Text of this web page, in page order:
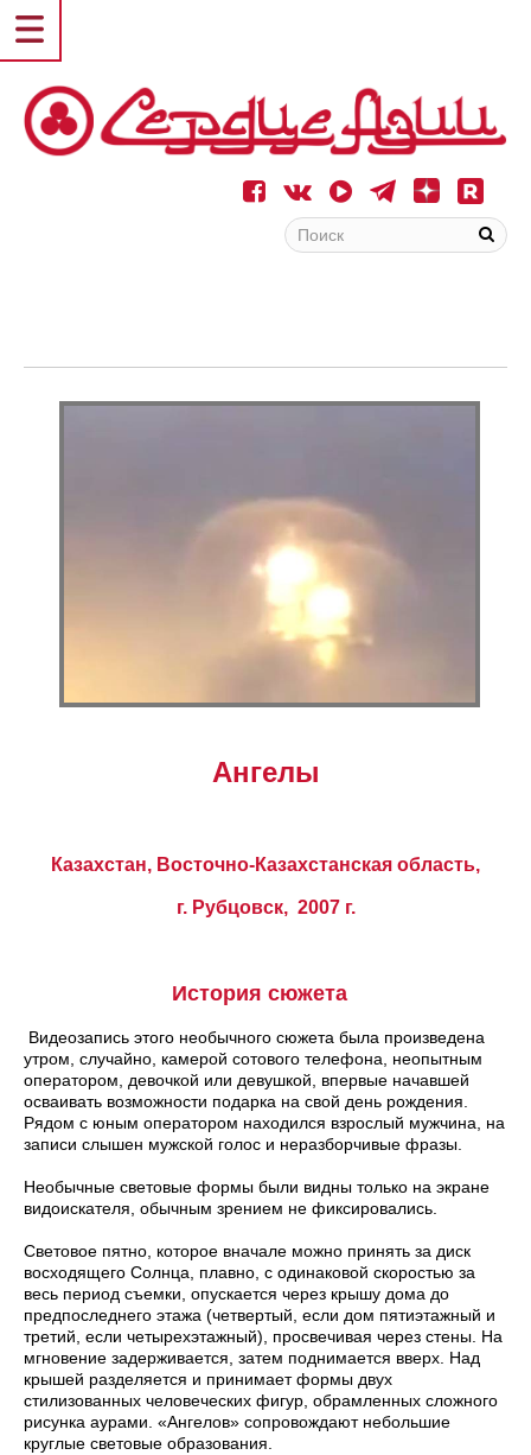
Ангелы
Казахстан, Восточно-Казахстанская область,
г. Рубцовск, 2007 г.
История сюжета
Видеозапись этого необычного сюжета была произведена
утром, случайно, камерой сотового телефона, неопытным
оператором, девочкой или девушкой, впервые начавшей
осваивать возможности подарка на свой день рождения.
Рядом с юным оператором находился взрослый мужчина, на
записи слышен мужской голос и неразборчивые фразы.
Необычные световые формы были видны только на экране
видоискателя, обычным зрением не фиксировались.
Световое пятно, которое вначале можно принять за диск
восходящего Солнца, плавно, с одинаковой скоростью за
весь период съемки, опускается через крышу дома до
предпоследнего этажа (четвертый, если дом пятиэтажный и
третий, если четырехэтажный), просвечивая через стены. На
мгновение задерживается, затем поднимается вверх. Над
крышей разделяется и принимает формы двух
стилизованных человеческих фигур, обрамленных сложного
рисунка аурами. «Ангелов» сопровождают небольшие
круглые световые образования.